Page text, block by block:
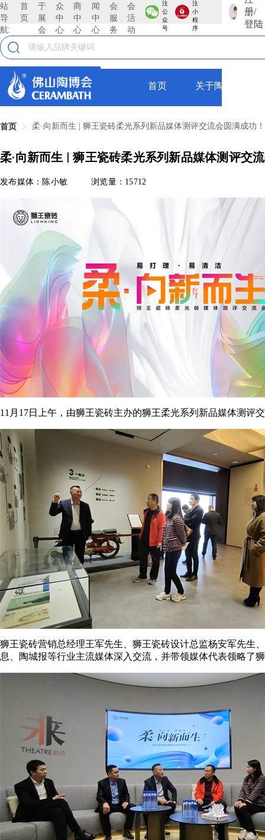
站
导
航:
首
页
于
展
会
众
中
心
商
中
心
闻
中
心
会
服
务
会
活
动
注
公
众
号
注
小
程
序
册/
登陆
首页 关于陶博会
首页 柔·向新而生 | 狮王瓷砖柔光系列新品媒体测评交流会圆满成功！
柔·向新而生 | 狮王瓷砖柔光系列新品媒体测评交
发布媒体：陈小敏 浏览量：15712
11月17日上午，由狮王瓷砖主办的狮王柔光系列新品媒体测评
狮王瓷砖营销总经理王军先生、狮王瓷砖设计总监杨安军先生
息、陶城报等行业主流媒体深入交流，并带领媒体代表领略了